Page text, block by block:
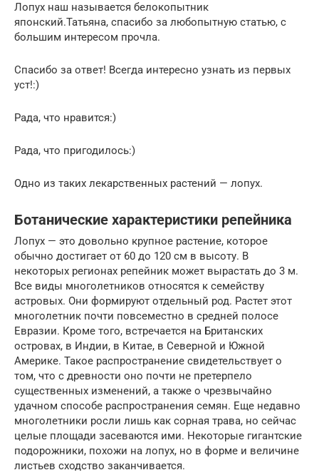
Лопух наш называется белокопытник
японский.Татьяна, спасибо за любопытную статью, с
большим интересом прочла.
Спасибо за ответ! Всегда интересно узнать из первых
уст!:)
Рада, что нравится:)
Рада, что пригодилось:)
Одно из таких лекарственных растений — лопух.
Ботанические характеристики репейника
Лопух — это довольно крупное растение, которое
обычно достигает от 60 до 120 см в высоту. В
некоторых регионах репейник может вырастать до 3 м.
Все виды многолетников относятся к семейству
астровых. Они формируют отдельный род. Растет этот
многолетник почти повсеместно в средней полосе
Евразии. Кроме того, встречается на Британских
островах, в Индии, в Китае, в Северной и Южной
Америке. Такое распространение свидетельствует о
том, что с древности оно почти не претерпело
существенных изменений, а также о чрезвычайно
удачном способе распространения семян. Еще недавно
многолетники росли лишь как сорная трава, но сейчас
целые площади засеваются ими. Некоторые гигантские
подорожники, похожи на лопух, но в форме и величине
листьев сходство заканчивается.